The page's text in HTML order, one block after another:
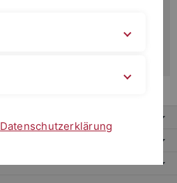
Datenschutzerklärung